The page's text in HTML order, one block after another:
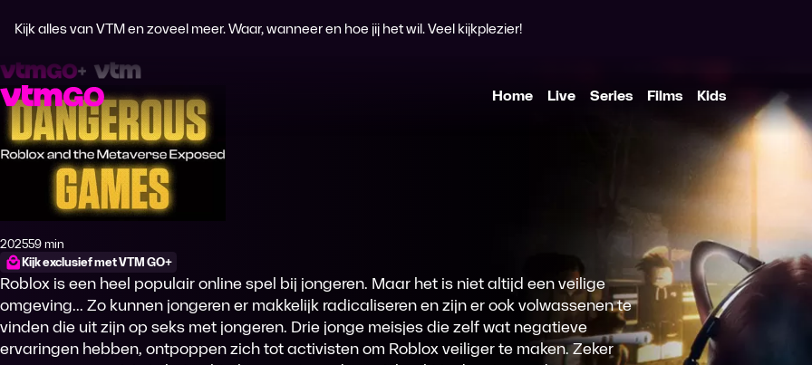
Kijk alles van VTM en zoveel meer. Waar, wanneer en hoe jij het wil. Veel kijkplezier!
Home Live Series Films Kids
Dangerous Games: Roblox and the Metaverse Exposed
Productiejaar
2025
Tijdsduur
59 min
Kijk exclusief met VTM GO+
Roblox is een heel populair online spel bij jongeren. Maar het is niet altijd een veilige
omgeving... Zo kunnen jongeren er makkelijk radicaliseren en zijn er ook volwassenen te
vinden die uit zijn op seks met jongeren. Drie jonge meisjes die zelf wat negatieve
ervaringen hebben, ontpoppen zich tot activisten om Roblox veiliger te maken. Zeker